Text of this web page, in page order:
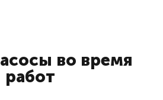
во время
работ